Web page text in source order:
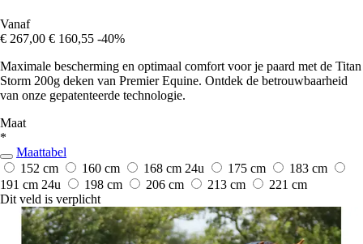
Vanaf
€ 267,00 € 160,55 -40%
Maximale bescherming en optimaal comfort voor je paard met de Titan
Storm 200g deken van Premier Equine. Ontdek de betrouwbaarheid
van onze gepatenteerde technologie.
Maat
*
Maattabel
152 cm
160 cm 168 cm 24u 175 cm
183 cm
191 cm 24u 198 cm 206 cm 213 cm
221 cm
Dit veld is verplicht